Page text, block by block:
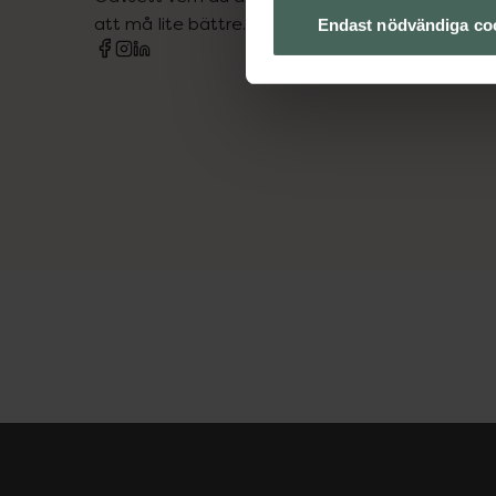
Endast nödvändiga
att må lite bättre. Välkommen att prata med